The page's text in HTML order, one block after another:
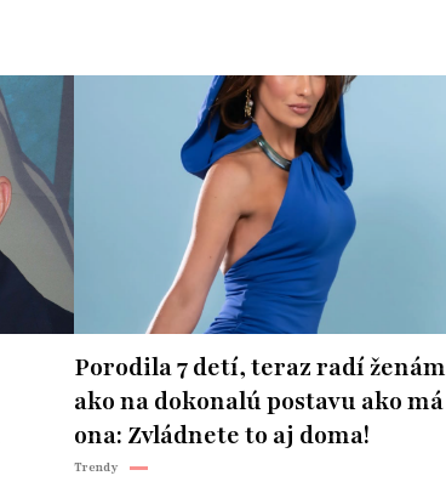
Porodila 7 detí, teraz radí ženám
ako na dokonalú postavu ako má
ona: Zvládnete to aj doma!
Trendy